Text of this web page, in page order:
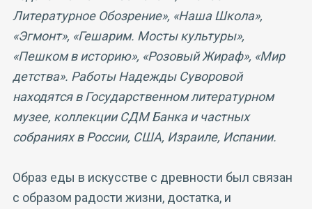
Литературное Обозрение», «Наша Школа»,
«Эгмонт», «Гешарим. Мосты культуры»,
«Пешком в историю», «Розовый Жираф», «Мир
детства». Работы Надежды Суворовой
находятся в Государственном литературном
музее, коллекции СДМ Банка и частных
собраниях в России, США, Израиле, Испании.
Образ еды в искусстве с древности был связан
с образом радости жизни, достатка, и